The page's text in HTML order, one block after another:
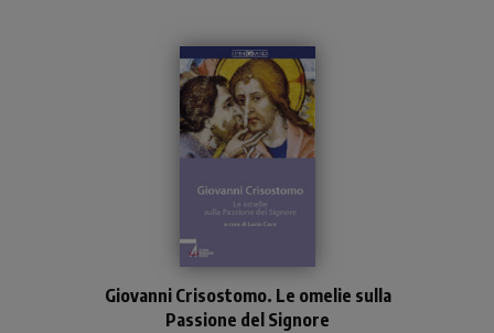
Crisostomo offrono una
lettura mirata e personale
Giovanni Crisostomo. Le omelie sulla
Passione del Signore